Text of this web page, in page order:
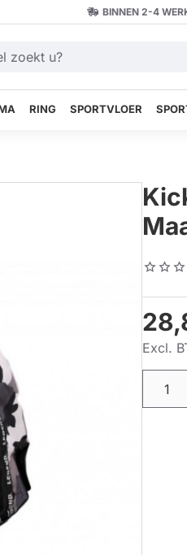
BINNEN 2-4
RING SPORTVLOER
Excl.